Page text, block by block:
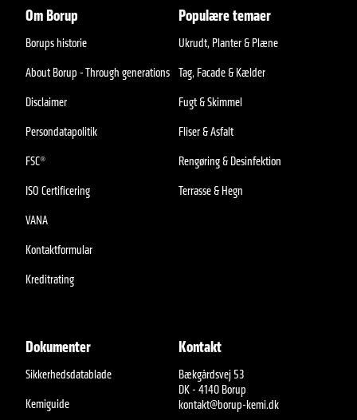
Om Borup
Borups historie
About Borup - Through generations
Disclaimer
Persondatapolitik
FSC®
ISO Certificering
VANA
Kontaktformular
Kreditrating
Populære temaer
Ukrudt, Planter & Plæne
Tag, Facade & Kælder
Fugt & Skimmel
Fliser & Asfalt
Rengøring & Desinfektion
Terrasse & Hegn
Dokumenter
Sikkerhedsdatablade
Kemiguide
Kontakt
Bækgårdsvej 53
DK - 4140 Borup
kontakt@borup-kemi.dk